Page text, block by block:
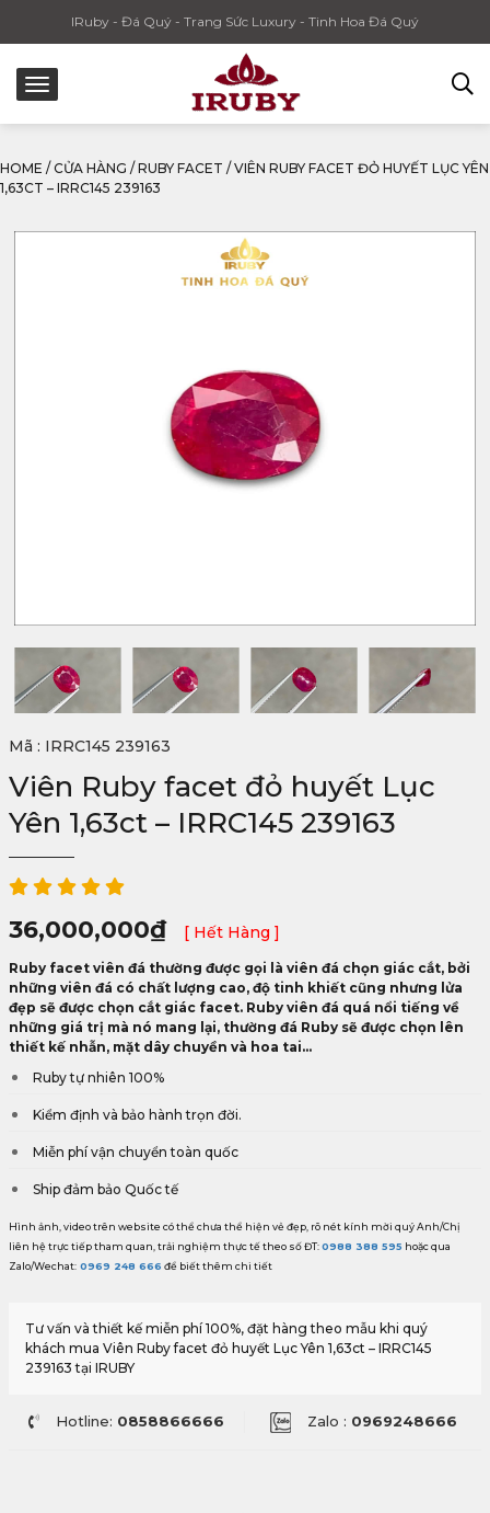
IRuby - Đá Quý - Trang Sức Luxury - Tinh Hoa Đá Quý
HOME / CỬA HÀNG / RUBY FACET / VIÊN RUBY FACET ĐỎ HUYẾT LỤC YÊN
1,63CT – IRRC145 239163
Mã : IRRC145 239163
Viên Ruby facet đỏ huyết Lục
Yên 1,63ct – IRRC145 239163
36,000,000₫ [ Hết Hàng ]
Ruby facet viên đá thường được gọi là viên đá chọn giác cắt, bởi
những viên đá có chất lượng cao, độ tinh khiết cũng nhưng lửa
đẹp sẽ được chọn cắt giác facet. Ruby viên đá quá nổi tiếng về
những giá trị mà nó mang lại, thường đá Ruby sẽ được chọn lên
thiết kế nhẫn, mặt dây chuyền và hoa tai...
Ruby tự nhiên 100%
Kiểm định và bảo hành trọn đời.
Miễn phí vận chuyển toàn quốc
Ship đảm bảo Quốc tế
Hình ảnh, video trên website có thể chưa thể hiện vẻ đẹp, rõ nét kính mời quý Anh/Chị
liên hệ trực tiếp tham quan, trải nghiệm thực tế theo số ĐT:0988 388 595 hoặc qua
Zalo/Wechat: 0969 248 666 để biết thêm chi tiết
Tư vấn và thiết kế miễn phí 100%, đặt hàng theo mẫu khi quý
khách mua Viên Ruby facet đỏ huyết Lục Yên 1,63ct – IRRC145
239163 tại IRUBY
Hotline: 0858866666 Zalo : 0969248666